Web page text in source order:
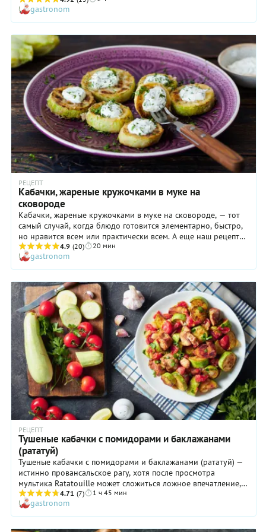
можно использовать тоже), главное, чтобы продукты были
напоены жарким солнцем, а не выращены под лампочками
теплицы. Тушеные кабачки с овощами, безусловно, хороши в
чистом виде, то есть, в качестве отдельного блюда, но они
также могут составить компанию мясу, птице, рыбе, выступая
в качестве хорошего, да просто идеального гарнира.
Попробуйте!
gastronom
РЕЦЕПТ
Кабачки, жареные кружочками в муке на
сковороде
Кабачки, жареные кружочками в муке на сковороде, — тот
самый случай, когда блюдо готовится элементарно, быстро,
но нравится всем или практически всем. А еще наш рецепт
может стать настоящим спасением в случае, если дачный
урожай этих плодов превзошел все ожидания. В этом случае
хозяйку быстро утомляют сложносочиненные варианты,
будь то фаршированные кабачки или икра из них, а
домочадцы не соглашаются на более простые. Что делать?
Жарить кабачки на сковороде! Их можно подать на гарнир к
жареному мясу, котлетам, сосискам, или как
самостоятельное блюдо, дополнив вкусным сметанным
соусом (рецепт прилагается). Кстати, кабачки жареные на
сковороде кружочками в муке, почему-то очень нравятся
детям, поэтому мамам точно стоит взять наш рецепт на
заметку!
4.9 (20) 20 мин
gastronom
РЕЦЕПТ
Тушеные кабачки с помидорами и баклажанами
(рататуй)
Тушеные кабачки с помидорами и баклажанами (рататуй) —
истинно провансальское рагу, хотя после просмотра
мультика Ratatouille может сложиться ложное впечатление,
что блюдо родом из Парижа. Нет, настоящий рататуй
пропитан средиземноморским солнцем. И если вы
старательно приготовите тушеные кабачки и баклажаны с
помидорами, луком и чесноком — а это основные
4.71 (7) 1 ч 45 мин
gastronom